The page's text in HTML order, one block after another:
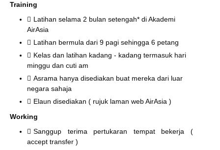
Training
Latihan selama 2 bulan setengah* di Akademi
AirAsia
Latihan bermula dari 9 pagi sehingga 6 petang
Kelas dan latihan kadang - kadang termasuk hari
minggu dan cuti am
Asrama hanya disediakan buat mereka dari luar
negara sahaja
Elaun disediakan ( rujuk laman web AirAsia )
Working
Sanggup terima pertukaran tempat bekerja (
accept transfer )